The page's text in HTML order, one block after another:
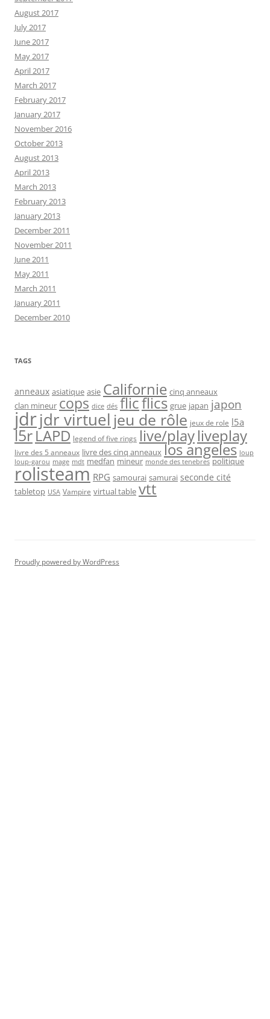
August 2017
July 2017
June 2017
May 2017
April 2017
March 2017
February 2017
January 2017
November 2016
October 2013
August 2013
April 2013
March 2013
February 2013
January 2013
December 2011
November 2011
June 2011
May 2011
March 2011
January 2011
December 2010
TAGS
anneaux asiatique asie Californie cinq anneaux
clan mineur cops dice dés flicflics grue japan japon
jdrjdr virtuel jeu de rôle jeux de role l5a
l5rLAPD legend of five rings live/playliveplay
livre des 5 anneaux livre des cinq anneaux los angeles loup
loup-garou mage mdt medfan mineur monde des tenebres politique
rolisteam RPG samourai samurai seconde cité
tabletop USA Vampire virtual table vtt
Proudly powered by WordPress